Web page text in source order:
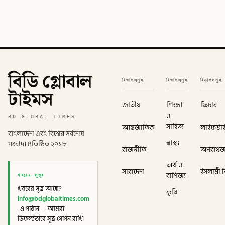
বিডি গ্লোবাল
টাইমস
BD GLOBAL TIMES
বাংলাদেশ এবং বিশ্বের সর্বশেষ
সংবাদ। প্রতিষ্ঠিত ২০১৮।
খবরের সূত্র
খবরের সূত্র আছে?
info@bdglobaltimes.com
-এ পাঠান — আমরা
ডিফল্টভাবে সূত্র গোপন রাখি।
বিভাগসমূহ
জাতীয়
আন্তর্জাতিক
রাজনীতি
সারাদেশ
বিভাগসমূহ
শিক্ষা
ও
সাহিত্য
স্বাস্থ্য
অর্থ ও
বাণিজ্য
কৃষি
বিভাগসমূহ
ফিচার
ইসলামী